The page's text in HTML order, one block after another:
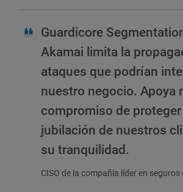
Guardicore
Akamai limita la
ataques que podrían
nuestro negocio. Apoya
compromiso de
jubilación de nuestros
su tranquilidad.
CISO de la compañía líder en seguros